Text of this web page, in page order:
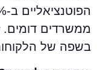
ממשרדים דומים.
בשפה של